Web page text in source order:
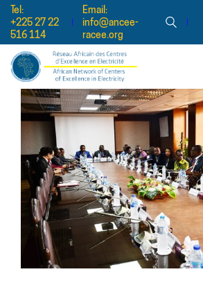
Tel:
+225 27 22
516 114
Email:
info@ancee-
racee.org